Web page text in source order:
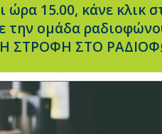
ώρα 15.00, κάνε κλικ
την ομάδα
ΣΤΡΟΦΗ ΣΤΟ